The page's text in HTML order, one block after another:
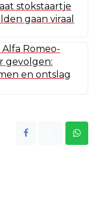
stokstaartje
gaan viraal
Romeo-
gevolgen:
en ontslag